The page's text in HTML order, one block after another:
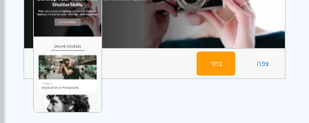
צפה בחר